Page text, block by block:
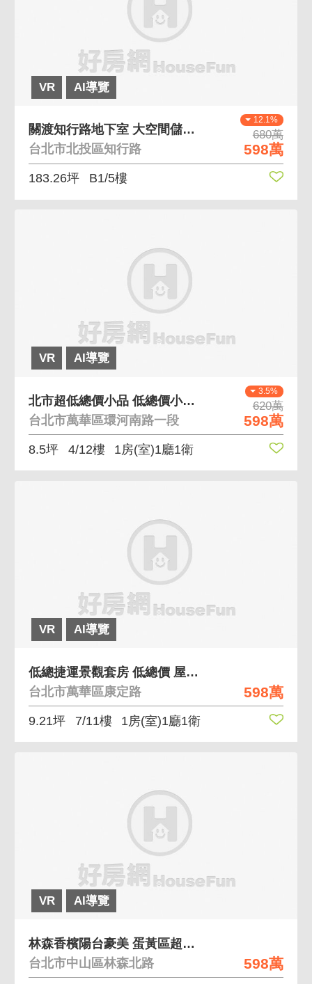
VR AI導覽
12.1%
680萬
598萬
關渡知行路地下室 大空間儲藏室
台北市北投區知行路
183.26坪 B1/5樓
VR AI導覽
3.5%
620萬
598萬
北市超低總價小品 低總價小品成為台北市屋主
台北市萬華區環河南路一段
8.5坪 4/12樓 1房(室)1廳1衛
VR AI導覽
598萬
低總捷運景觀套房 低總價 屋況佳 近捷運 面學校
台北市萬華區康定路
9.21坪 7/11樓 1房(室)1廳1衛
VR AI導覽
598萬
林森香檳陽台豪美 蛋黃區超值物件 首購首選起家厝
台北市中山區林森北路